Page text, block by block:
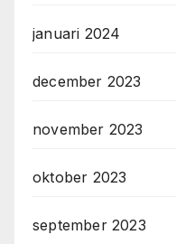
januari 2024
december 2023
november 2023
oktober 2023
september 2023